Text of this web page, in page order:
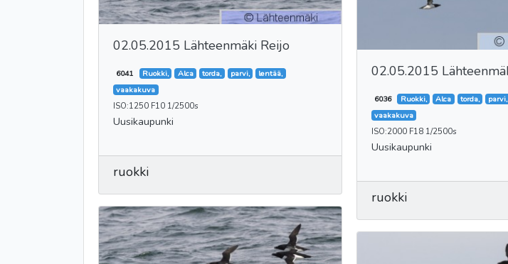
02.05.2015 Lähteenmäki Reijo
6041 Ruokki, Alca torda, parvi,
lentää,
vaakakuva
ISO:1250 F10 1/2500s
Uusikaupunki
ruokki
02.05.2015
6036 Ruokki, Alca torda, parvi,
vaakakuva
ISO:2000 F18 1/2500s
Uusikaupunki
ruokki